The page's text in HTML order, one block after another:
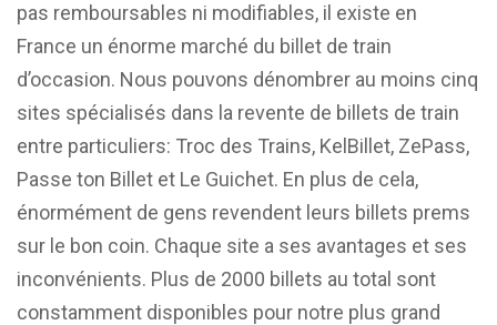
pas remboursables ni modifiables, il existe en
France un énorme marché du billet de train
d’occasion. Nous pouvons dénombrer au moins cinq
sites spécialisés dans la revente de billets de train
entre particuliers: Troc des Trains, KelBillet, ZePass,
Passe ton Billet et Le Guichet. En plus de cela,
énormément de gens revendent leurs billets prems
sur le bon coin. Chaque site a ses avantages et ses
inconvénients. Plus de 2000 billets au total sont
constamment disponibles pour notre plus grand